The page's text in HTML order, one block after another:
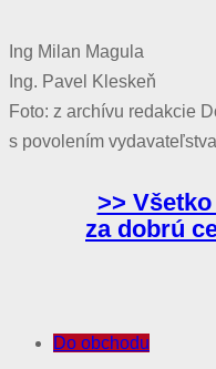
Ing Milan Magula
Ing. Pavel Kleskeň
Foto: z archívu redakcie
s povolením
>>
za dobrú
Do obchodu